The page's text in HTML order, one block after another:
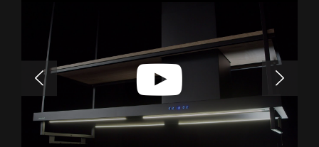
Серія Super Silent
Nortberg Тихий Дім
Витяжки з турбіною на даху будинку
Nortberg Тиха Кухня
Витяжки з турбіною за межами кухнної кімнати
FAQ - часті питання